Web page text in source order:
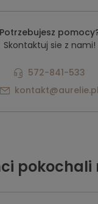
Potrzebujesz
Skontaktuj sie z nami!
572-841-533
kontakt@aurelie.pl
pokochali